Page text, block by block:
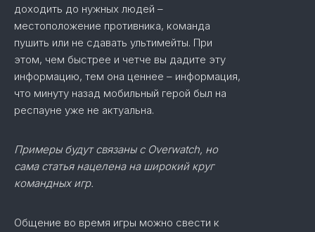
доходить до нужных людей –
местоположение противника, команда
пушить или не сдавать ультимейты. При
этом, чем быстрее и четче вы дадите эту
информацию, тем она ценнее – информация,
что минуту назад мобильный герой был на
респауне уже не актуальна.
Примеры будут связаны с Overwatch, но
сама статья нацелена на широкий круг
командных игр.
Общение во время игры можно свести к